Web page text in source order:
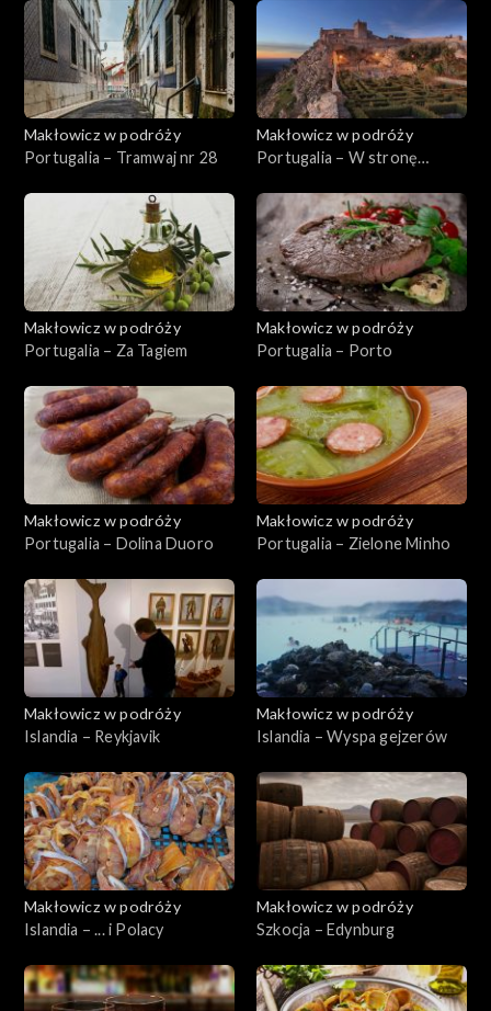
Makłowicz w podróży
Portugalia – Tramwaj nr 28
Makłowicz w podróży
Portugalia – W stronę
Makłowicz w podróży
Portugalia – Za Tagiem
Makłowicz w podróży
Portugalia – Porto
Makłowicz w podróży
Portugalia – Dolina Duoro
Makłowicz w podróży
Portugalia – Zielone Minho
Makłowicz w podróży
Islandia – Reykjavik
Makłowicz w podróży
Islandia – Wyspa gejzerów
Makłowicz w podróży
Islandia – ... i Polacy
Makłowicz w podróży
Szkocja – Edynburg